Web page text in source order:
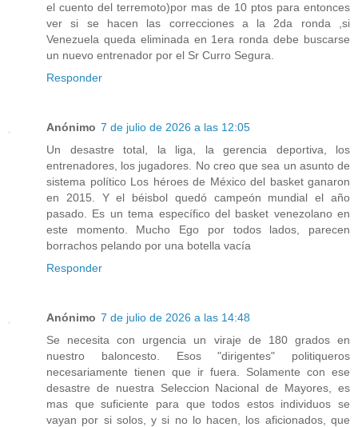
el cuento del terremoto)por mas de 10 ptos para entonces
ver si se hacen las correcciones a la 2da ronda ,si
Venezuela queda eliminada en 1era ronda debe buscarse
un nuevo entrenador por el Sr Curro Segura.
Responder
Anónimo 7 de julio de 2026 a las 12:05
Un desastre total, la liga, la gerencia deportiva, los
entrenadores, los jugadores. No creo que sea un asunto de
sistema político Los héroes de México del basket ganaron
en 2015. Y el béisbol quedó campeón mundial el año
pasado. Es un tema específico del basket venezolano en
este momento. Mucho Ego por todos lados, parecen
borrachos pelando por una botella vacía
Responder
Anónimo 7 de julio de 2026 a las 14:48
Se necesita con urgencia un viraje de 180 grados en
nuestro baloncesto. Esos "dirigentes" politiqueros
necesariamente tienen que ir fuera. Solamente con ese
desastre de nuestra Seleccion Nacional de Mayores, es
mas que suficiente para que todos estos individuos se
vayan por si solos, y si no lo hacen, los aficionados, que